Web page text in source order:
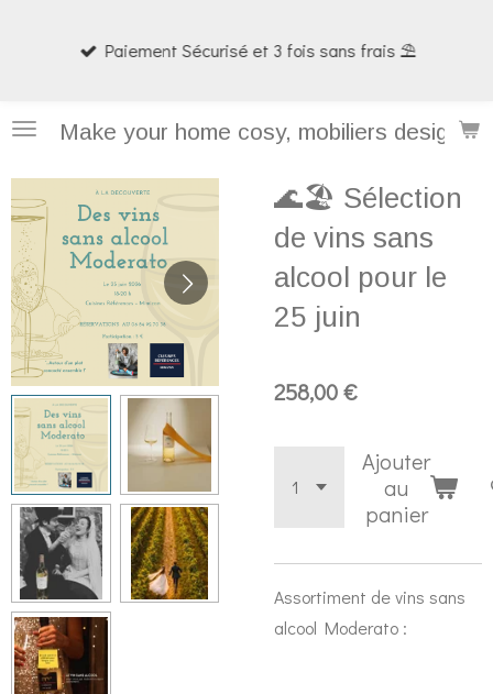
principal
Make your home cosy, mobiliers design
Paiement Sécurisé et 3 fois sans frais ⛱️
🌊🏖️ Sélection
de vins sans
alcool pour le
25 juin
258,00 €
Ajouter
au
panier
Assortiment de vins sans
alcool Moderato :